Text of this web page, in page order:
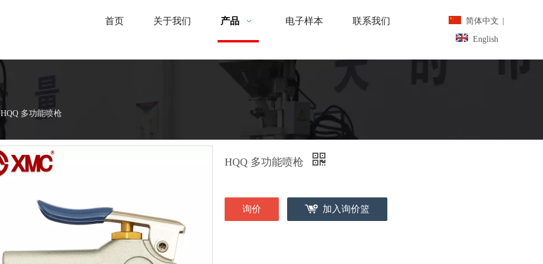
首页 关于我们 产品 电子样本 联系我们 简体中文
English
HQQ 多功能喷枪
HQQ 多功能喷枪
询价 加入询价篮